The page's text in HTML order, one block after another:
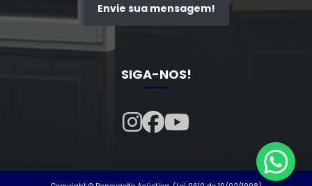
Envie sua mensagem!
SIGA-NOS!